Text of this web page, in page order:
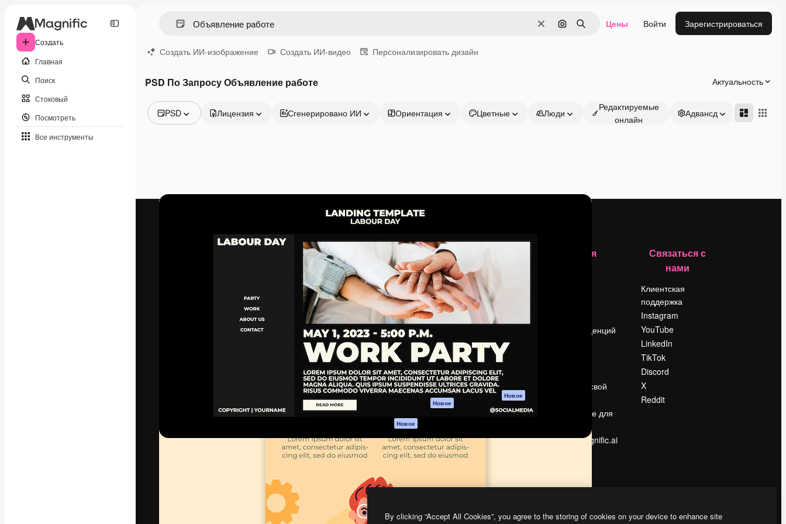
Создать
Главная
Поиск
Стоковый
Посмотреть
Все инструменты
ОчиститьПоиск по изображению
Поиск Цены Войти Зарегистрироваться
Создать ИИ-изображение Создать ИИ-видео Персонализировать дизайн
PSD По Запросу Объявление работе Актуальность
PSD
Видео
Лицензия Сгенерировано ИИ Ориентация Цветные Люди
Редактируемые
онлайн
Адвансд
Креативная платформа для создания
ваших лучших работ. Более 1 миллиона
подписчиков среди креаторов,
предприятий, агентств и студий.
Pусский
Продукция
Spaces
ИИ-помощник
Генератор
изображений ИИ
Генератор видео
ИИ
Генератор голоса
на основе ИИ
Стоковый контент
MCP для
Новое
Новое
API
Мобильное
Все инструменты
Magnific
Academy
Документация по
Пакету ИИ
Служба
поддержки
Условия и
положения
Политика
конфиденциальности
Оригиналы
Новое
Политика файлов
Центр доверия
Партнеры
Компания
Поиск тенденций
Продайте свой
Помещение для
Ищете magnific.ai
Связаться с
нами
Клиентская
поддержка
Instagram
YouTube
LinkedIn
TikTok
Discord
X
Reddit
By clicking “Accept All Cookies”, you agree to the storing of cookies on your device to enhance site